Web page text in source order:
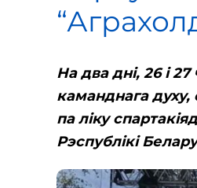
На два дні, 26 і
каманднага духу,
па ліку
Рэспублікі